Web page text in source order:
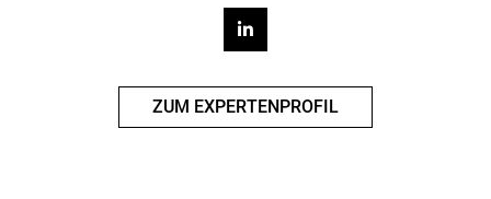
ZUM EXPERTENPROFIL